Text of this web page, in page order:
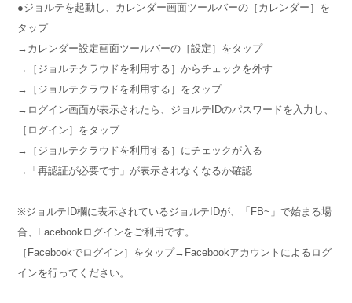
●ジョルテを起動し、カレンダー画面ツールバーの［カレンダー］を
タップ
→カレンダー設定画面ツールバーの［設定］をタップ
→［ジョルテクラウドを利用する］からチェックを外す
→［ジョルテクラウドを利用する］をタップ
→ログイン画面が表示されたら、ジョルテIDのパスワードを入力し、
［ログイン］をタップ
→［ジョルテクラウドを利用する］にチェックが入る
→「再認証が必要です」が表示されなくなるか確認
※ジョルテID欄に表示されているジョルテIDが、「FB~」で始まる場
合、Facebookログインをご利用です。
［Facebookでログイン］をタップ→Facebookアカウントによるログ
インを行ってください。